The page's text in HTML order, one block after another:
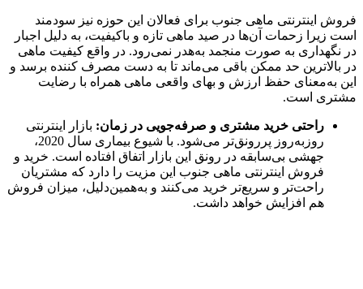
فروش اینترنتی ماهی جنوب برای فعالان این حوزه نیز سودمند
است زیرا زحمات آن‌ها در صید ماهی تازه و باکیفیت، به دلیل اجبار
در نگهداری به صورت منجمد به‌هدر نمی‌رود. در واقع کیفیت ماهی
در بالاترین حد ممکن باقی می‌ماند تا به دست مصرف کننده برسد و
این به‌معنای حفظ ارزش و بهای واقعی ماهی همراه با رضایت
مشتری است.
راحتی خرید مشتری و صرفه‌جویی در زمان: بازار اینترنتی
روزبه‌روز پررونق‌تر می‌شود. با شیوع بیماری سال 2020،
جهشی بی‌سابقه در رونق این بازار اتفاق افتاده است. خرید و
فروش اینترنتی ماهی جنوب این مزیت را دارد که مشتریان
راحت‌تر و سریع‌تر خرید می‌کنند و به‌همین‌دلیل، میزان فروش
هم افزایش خواهد داشت.